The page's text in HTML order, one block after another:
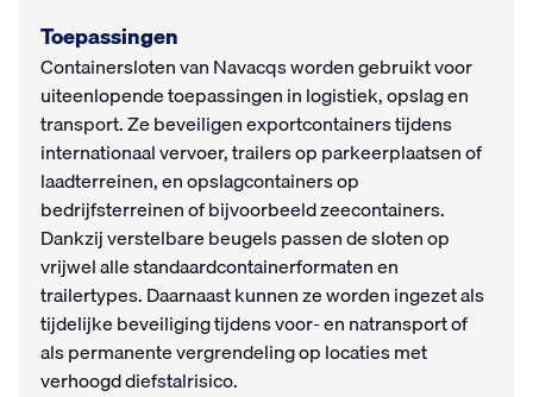
Toepassingen
Containersloten van Navacqs worden gebruikt voor
uiteenlopende toepassingen in logistiek, opslag en
transport. Ze beveiligen exportcontainers tijdens
internationaal vervoer, trailers op parkeerplaatsen of
laadterreinen, en opslagcontainers op
bedrijfsterreinen of bijvoorbeeld zeecontainers.
Dankzij verstelbare beugels passen de sloten op
vrijwel alle standaardcontainerformaten en
trailertypes. Daarnaast kunnen ze worden ingezet als
tijdelijke beveiliging tijdens voor- en natransport of
als permanente vergrendeling op locaties met
verhoogd diefstalrisico.